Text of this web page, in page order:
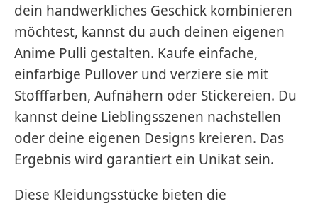
dein handwerkliches Geschick kombinieren
möchtest, kannst du auch deinen eigenen
Anime Pulli gestalten. Kaufe einfache,
einfarbige Pullover und verziere sie mit
Stofffarben, Aufnähern oder Stickereien. Du
kannst deine Lieblingsszenen nachstellen
oder deine eigenen Designs kreieren. Das
Ergebnis wird garantiert ein Unikat sein.
Diese Kleidungsstücke bieten die